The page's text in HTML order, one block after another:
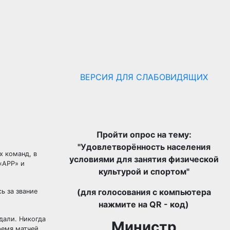
команд, в
и
за звание
Никогда
ВЕРСИЯ ДЛЯ СЛАБОВИДЯЩИХ
Пройти опрос на тему:
"Удовлетворённость населения
условиями для занятия физической
культурой и спортом"
(для голосования с компьютера
нажмите на QR - код)